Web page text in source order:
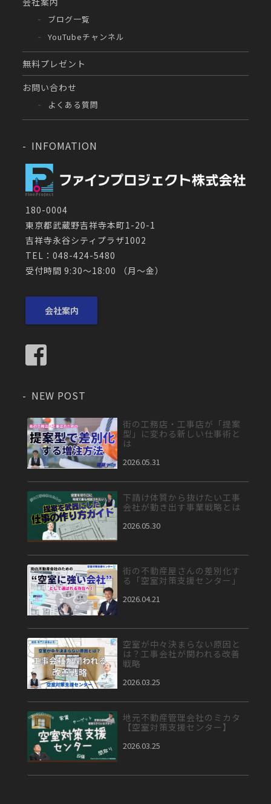
ブログ一覧
YouTubeチャンネル
無料プレゼント
お問い合わせ
よくある質問
INFOMATION
180-0004
東京都武蔵野吉祥寺本町1-20-1
吉祥寺永谷シティプラザ1002
TEL：048-424-5480
受付時間 9:30～18:00 （月〜金）
会社案内
NEW POST
街の工務店・工事店が「提案
型」に変わる新しい仕事術と
は
2026.05.31
下請け体質から抜けたい工事
会社が動き出す事業戦略とは
2026.05.30
街の不動産屋さんの差別化す
る「空室対策支援センター」
2026.04.21
空室が中々決まらない原因と
は？工事会社が関われる改善
戦略
2026.03.25
地元不動産管理会社のミカタ
【空室対策支援センター】
2026.03.25